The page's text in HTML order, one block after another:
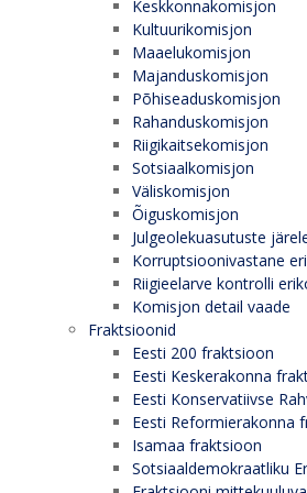
Keskkonnakomisjon
Kultuurikomisjon
Maaelukomisjon
Majanduskomisjon
Põhiseaduskomisjon
Rahanduskomisjon
Riigikaitsekomisjon
Sotsiaalkomisjon
Väliskomisjon
Õiguskomisjon
Julgeolekuasutuste
Korruptsioonivastane
Riigieelarve kontrolli
Komisjon detail vaade
Fraktsioonid
Eesti 200 fraktsioon
Eesti Keskerakonna
Eesti Konservatiivse
Eesti Reformierakonna
Isamaa fraktsioon
Sotsiaaldemokraatliku